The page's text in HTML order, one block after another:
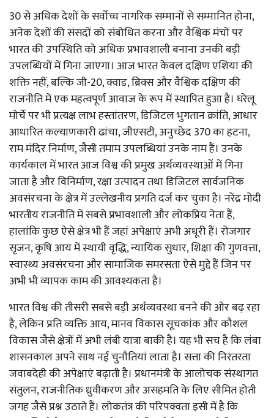
30 से अधिक देशों के सर्वोच्च नागरिक सम्मानों से सम्मानित होना,
अनेक देशों की संसदों को संबोधित करना और वैश्विक मंचों पर
भारत की उपस्थिति को अधिक प्रभावशाली बनाना उनकी बड़ी
उपलब्धियों में गिना जाएगा। आज भारत केवल दक्षिण एशिया की
शक्ति नहीं, बल्कि जी-20, क्वाड, ब्रिक्स और वैश्विक दक्षिण की
राजनीति में एक महत्वपूर्ण आवाज के रूप में स्थापित हुआ है। घरेलू
मोर्चे पर भी प्रत्यक्ष लाभ हस्तांतरण, डिजिटल भुगतान क्रांति, आधार
आधारित कल्याणकारी ढांचा, जीएसटी, अनुच्छेद 370 का हटना,
राम मंदिर निर्माण, जैसी तमाम उपलब्धियां उनके नाम हैं। उनके
कार्यकाल में भारत आज विश्व की प्रमुख अर्थव्यवस्थाओं में गिना
जाता है और विनिर्माण, रक्षा उत्पादन तथा डिजिटल सार्वजनिक
अवसंरचना के क्षेत्र में उल्लेखनीय प्रगति दर्ज कर चुका है। नरेंद्र मोदी
भारतीय राजनीति में सबसे प्रभावशाली और लोकप्रिय नेता हैं,
हालांकि कुछ ऐसे क्षेत्र भी हैं जहां अपेक्षाएं अभी अधूरी हैं। रोजगार
सृजन, कृषि आय में स्थायी वृद्धि, न्यायिक सुधार, शिक्षा की गुणवत्ता,
स्वास्थ्य अवसंरचना और सामाजिक समरसता ऐसे मुद्दे हैं जिन पर
अभी भी व्यापक काम की आवश्यकता है।
भारत विश्व की तीसरी सबसे बड़ी अर्थव्यवस्था बनने की ओर बढ़ रहा
है, लेकिन प्रति व्यक्ति आय, मानव विकास सूचकांक और कौशल
विकास जैसे क्षेत्रों में अभी लंबी यात्रा बाकी है। यह भी सच है कि लंबा
शासनकाल अपने साथ नई चुनौतियां लाता है। सत्ता की निरंतरता
जवाबदेही की अपेक्षाएं बढ़ाती है। प्रधानमंत्री के आलोचक संस्थागत
संतुलन, राजनीतिक ध्रुवीकरण और असहमति के लिए सीमित होती
जगह जैसे प्रश्न उठाते हैं। लोकतंत्र की परिपक्वता इसी में है कि